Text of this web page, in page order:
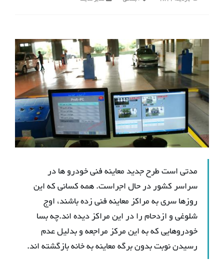
مدتی است طرح جدید معاینه فنی خودرو ها در
سراسر کشور در حال اجراست. همه کسانی که این
روزها سری به مراکز معاینه فنی زده باشند، اوج
شلوغی و ازدحام را در این مراکز دیده اند.چه بسا
خودروهایی که به این مرکز مراجعه و بدلیل عدم
رسیدن نوبت بدون برگه معاینه به خانه بازگشته اند.